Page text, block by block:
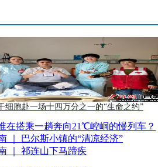
细胞赴一场十四万分之一的“生命之约”
在搭乘一趟奔向21℃崆峒的慢列车？
｜ 巴尔斯小镇的“清凉经济”
｜ 祁连山下马蹄疾